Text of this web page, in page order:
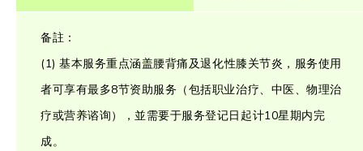
备註：
(1) 基本服务重点涵盖腰背痛及退化性膝关节炎，服务使用
者可享有最多8节资助服务（包括职业治疗、中医、物理治
疗或营养谘询），並需要于服务登记日起计10星期内完
成。